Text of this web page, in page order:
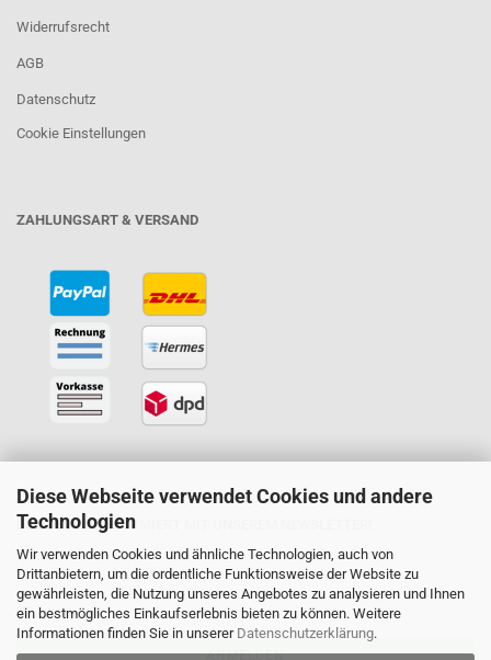
Diese Webseite verwendet Cookies und andere
Technologien
Wir verwenden Cookies und ähnliche Technologien, auch von
Drittanbietern, um die ordentliche Funktionsweise der Website zu
gewährleisten, die Nutzung unseres Angebotes zu analysieren und Ihnen
ein bestmögliches Einkaufserlebnis bieten zu können. Weitere
Informationen finden Sie in unserer Datenschutzerklärung.
Widerrufsrecht
AGB
Datenschutz
Cookie Einstellungen
ZAHLUNGSART & VERSAND
BLEIBEN SIE INFORMIERT MIT UNSEREM NEWSLETTER!
ANMELDEN